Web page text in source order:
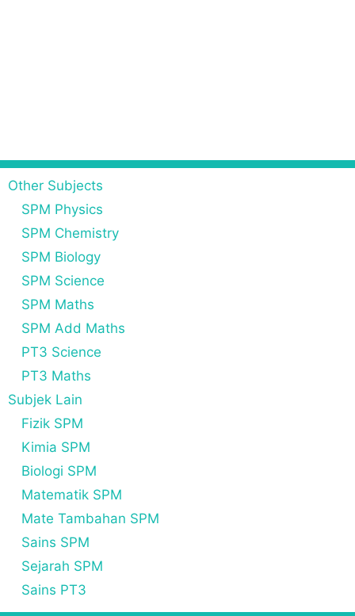
Other Subjects
SPM Physics
SPM Chemistry
SPM Biology
SPM Science
SPM Maths
SPM Add Maths
PT3 Science
PT3 Maths
Subjek Lain
Fizik SPM
Kimia SPM
Biologi SPM
Matematik SPM
Mate Tambahan SPM
Sains SPM
Sejarah SPM
Sains PT3